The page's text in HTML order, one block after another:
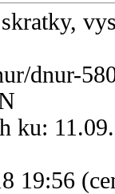
dnur-
ku:
19:56